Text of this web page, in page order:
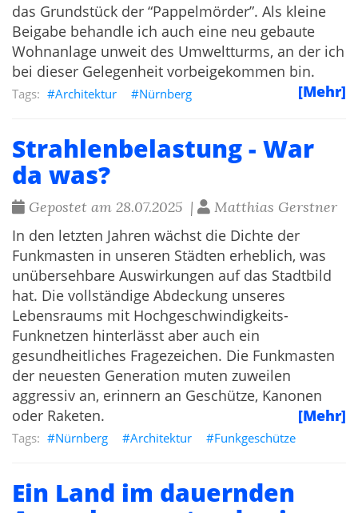
das Grundstück der “Pappelmörder”. Als kleine
Beigabe behandle ich auch eine neu gebaute
Wohnanlage unweit des Umweltturms, an der ich
bei dieser Gelegenheit vorbeigekommen bin.
[Mehr]
Architektur Nürnberg
Strahlenbelastung - War
da was?
Gepostet am 28.07.2025 |
Matthias Gerstner
In den letzten Jahren wächst die Dichte der
Funkmasten in unseren Städten erheblich, was
unübersehbare Auswirkungen auf das Stadtbild
hat. Die vollständige Abdeckung unseres
Lebensraums mit Hochgeschwindigkeits-
Funknetzen hinterlässt aber auch ein
gesundheitliches Fragezeichen. Die Funkmasten
der neuesten Generation muten zuweilen
aggressiv an, erinnern an Geschütze, Kanonen
oder Raketen.
[Mehr]
Nürnberg Architektur Funkgeschütze
Ein Land im dauernden